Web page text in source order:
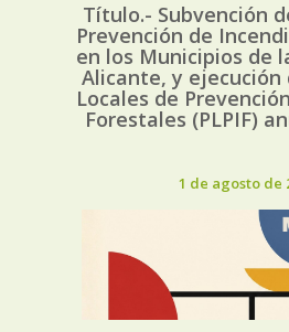
Título.- Subvención
Prevención de
en los Municipios de
Alicante, y ejecución
Locales de
Forestales (PLPIF)
1 de agosto de